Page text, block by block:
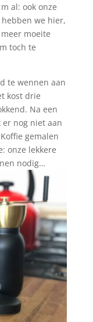
al: ook onze
we hier,
moeite
toch te
te wennen aan
kost drie
Na een
nog niet aan
gemalen
onze lekkere
nodig…